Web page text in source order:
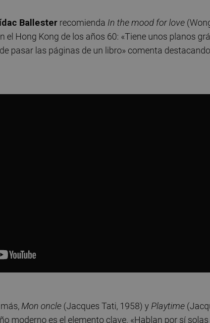
Ballester recomienda In the mood for love
el Hong Kong de los años 60: «Tiene unos planos
pasar las páginas de un libro» comenta
Mon oncle (Jacques Tati, 1958) y Playtime
moderno es el elemento clave. «Hablan por sí